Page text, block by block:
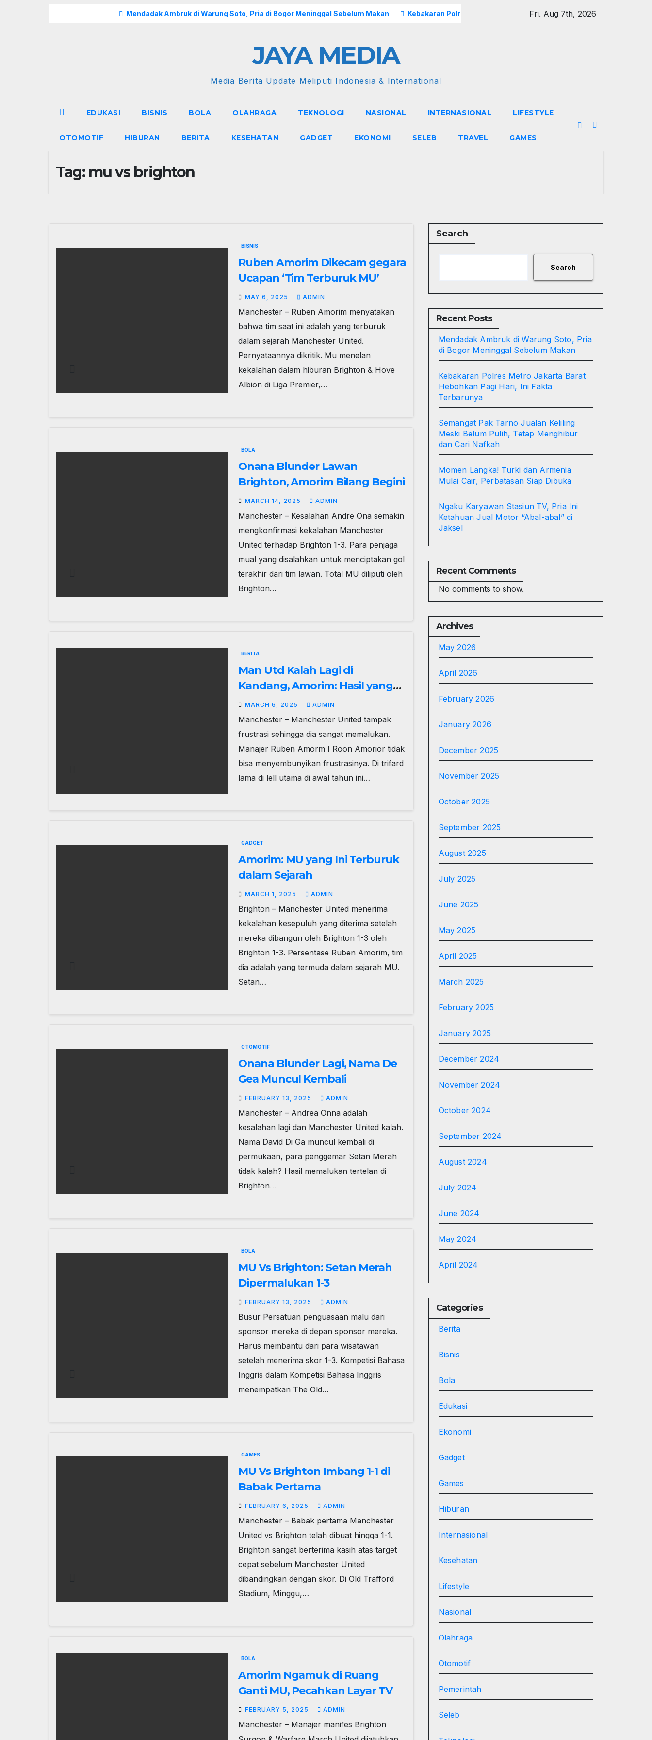
Mendadak Ambruk di Warung Soto, Pria di Bogor Meninggal Sebelum Makan Kebakaran Polres Metro Jakarta Barat Hebohkan Pagi Hari, Ini Fakta
Fri. Aug 7th, 2026
JAYA MEDIA
Media Berita Update Meliputi Indonesia & International
EDUKASI BISNIS BOLA OLAHRAGA TEKNOLOGI NASIONAL INTERNASIONAL LIFESTYLE
OTOMOTIF HIBURAN BERITA KESEHATAN GADGET EKONOMI SELEB TRAVEL GAMES
Tag: mu vs brighton
BISNIS
Ruben Amorim Dikecam gegara
Ucapan ‘Tim Terburuk MU’
MAY 6, 2025 ADMIN
Manchester – Ruben Amorim menyatakan
bahwa tim saat ini adalah yang terburuk
dalam sejarah Manchester United.
Pernyataannya dikritik. Mu menelan
kekalahan dalam hiburan Brighton & Hove
Albion di Liga Premier,…
BOLA
Onana Blunder Lawan
Brighton, Amorim Bilang Begini
MARCH 14, 2025 ADMIN
Manchester – Kesalahan Andre Ona semakin
mengkonfirmasi kekalahan Manchester
United terhadap Brighton 1-3. Para penjaga
mual yang disalahkan untuk menciptakan gol
terakhir dari tim lawan. Total MU diliputi oleh
Brighton…
BERITA
Man Utd Kalah Lagi di
Kandang, Amorim: Hasil yang
Tak Bisa Diterima!
MARCH 6, 2025 ADMIN
Manchester – Manchester United tampak
frustrasi sehingga dia sangat memalukan.
Manajer Ruben Amorm I Roon Amorior tidak
bisa menyembunyikan frustrasinya. Di trifard
lama di lell utama di awal tahun ini…
GADGET
Amorim: MU yang Ini Terburuk
dalam Sejarah
MARCH 1, 2025 ADMIN
Brighton – Manchester United menerima
kekalahan kesepuluh yang diterima setelah
mereka dibangun oleh Brighton 1-3 oleh
Brighton 1-3. Persentase Ruben Amorim, tim
dia adalah yang termuda dalam sejarah MU.
Setan…
OTOMOTIF
Onana Blunder Lagi, Nama De
Gea Muncul Kembali
FEBRUARY 13, 2025 ADMIN
Manchester – Andrea Onna adalah
kesalahan lagi dan Manchester United kalah.
Nama David Di Ga muncul kembali di
permukaan, para penggemar Setan Merah
tidak kalah? Hasil memalukan tertelan di
Brighton…
BOLA
MU Vs Brighton: Setan Merah
Dipermalukan 1-3
FEBRUARY 13, 2025 ADMIN
Busur Persatuan penguasaan malu dari
sponsor mereka di depan sponsor mereka.
Harus membantu dari para wisatawan
setelah menerima skor 1-3. Kompetisi Bahasa
Inggris dalam Kompetisi Bahasa Inggris
menempatkan The Old…
GAMES
MU Vs Brighton Imbang 1-1 di
Babak Pertama
FEBRUARY 6, 2025 ADMIN
Manchester – Babak pertama Manchester
United vs Brighton telah dibuat hingga 1-1.
Brighton sangat berterima kasih atas target
cepat sebelum Manchester United
dibandingkan dengan skor. Di Old Trafford
Stadium, Minggu,…
BOLA
Amorim Ngamuk di Ruang
Ganti MU, Pecahkan Layar TV
FEBRUARY 5, 2025 ADMIN
Manchester – Manajer manifes Brighton
Search
Search
Recent Posts
Mendadak Ambruk di Warung Soto, Pria
di Bogor Meninggal Sebelum Makan
Kebakaran Polres Metro Jakarta Barat
Hebohkan Pagi Hari, Ini Fakta
Terbarunya
Semangat Pak Tarno Jualan Keliling
Meski Belum Pulih, Tetap Menghibur
dan Cari Nafkah
Momen Langka! Turki dan Armenia
Mulai Cair, Perbatasan Siap Dibuka
Ngaku Karyawan Stasiun TV, Pria Ini
Ketahuan Jual Motor “Abal-abal” di
Jaksel
Recent Comments
No comments to show.
Archives
May 2026
April 2026
February 2026
January 2026
December 2025
November 2025
October 2025
September 2025
August 2025
July 2025
June 2025
May 2025
April 2025
March 2025
February 2025
January 2025
December 2024
November 2024
October 2024
September 2024
August 2024
July 2024
June 2024
May 2024
April 2024
Categories
Berita
Bisnis
Bola
Edukasi
Ekonomi
Gadget
Games
Hiburan
Internasional
Kesehatan
Lifestyle
Nasional
Olahraga
Otomotif
Pemerintah
Seleb